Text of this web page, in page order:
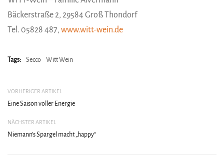
Bäckerstraße 2, 29584 Groß Thondorf
Tel. 05828 487, www.witt-wein.de
Tags: Secco Witt Wein
VORHERIGER ARTIKEL
Eine Saison voller Energie
NÄCHSTER ARTIKEL
Niemann’s Spargel macht „happy“